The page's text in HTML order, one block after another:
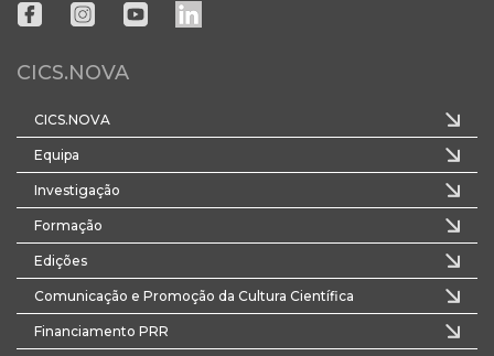
CICS.NOVA
CICS.NOVA
Equipa
Investigação
Formação
Edições
Comunicação e Promoção da Cultura Científica
Financiamento PRR